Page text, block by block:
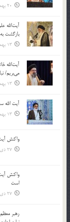
20 بهمن 96
آیت‌الله
بازگشت
13 بهمن 96
آیت‌الله
می‌بریم/
13 بهمن 96
آیت الله
13 بهمن 96
واکنش
27 دی 96
واکنش
است
27 دی 96
رهبر